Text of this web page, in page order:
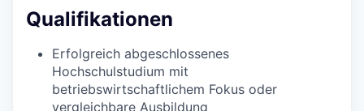
Qualifikationen
Erfolgreich abgeschlossenes
Hochschulstudium mit
betriebswirtschaftlichem Fokus oder
vergleichbare Ausbildung